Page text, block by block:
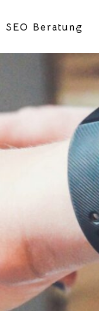
SEO Beratung